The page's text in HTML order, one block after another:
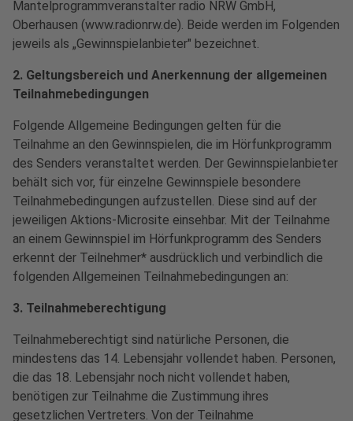
Mantelprogrammveranstalter radio NRW GmbH,
Oberhausen (www.radionrw.de). Beide werden im Folgenden
jeweils als „Gewinnspielanbieter" bezeichnet.
2. Geltungsbereich und Anerkennung der allgemeinen
Teilnahmebedingungen
Folgende Allgemeine Bedingungen gelten für die
Teilnahme an den Gewinnspielen, die im Hörfunkprogramm
des Senders veranstaltet werden. Der Gewinnspielanbieter
behält sich vor, für einzelne Gewinnspiele besondere
Teilnahmebedingungen aufzustellen. Diese sind auf der
jeweiligen Aktions-Microsite einsehbar. Mit der Teilnahme
an einem Gewinnspiel im Hörfunkprogramm des Senders
erkennt der Teilnehmer* ausdrücklich und verbindlich die
folgenden Allgemeinen Teilnahmebedingungen an:
3. Teilnahmeberechtigung
Teilnahmeberechtigt sind natürliche Personen, die
mindestens das 14. Lebensjahr vollendet haben. Personen,
die das 18. Lebensjahr noch nicht vollendet haben,
benötigen zur Teilnahme die Zustimmung ihres
gesetzlichen Vertreters. Von der Teilnahme